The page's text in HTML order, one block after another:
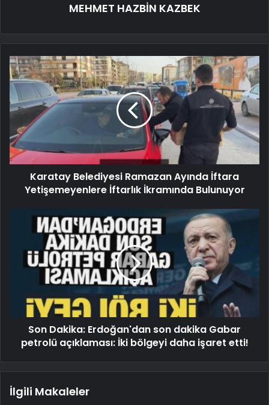
MEHMET HAZBİN KAZBEK
Karatay Belediyesi Ramazan Ayında İftara
Yetişemeyenlere İftarlık İkramında Bulunuyor
Son Dakika: Erdoğan'dan son dakika Gabar
petrolü açıklaması: İki bölgeyi daha işaret etti!
İlgili Makaleler